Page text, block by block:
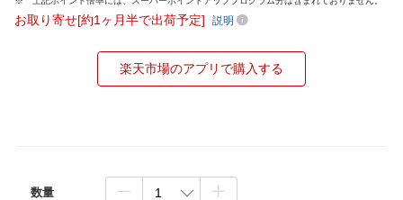
お取り寄せ[約1ヶ月半で出荷予定] 説明
楽天市場のアプリで購入する
数量